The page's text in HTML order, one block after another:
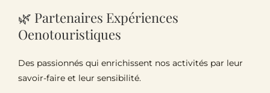
🌿 Partenaires Expériences
Oenotouristiques
Des passionnés qui enrichissent nos activités par leur
savoir-faire et leur sensibilité.